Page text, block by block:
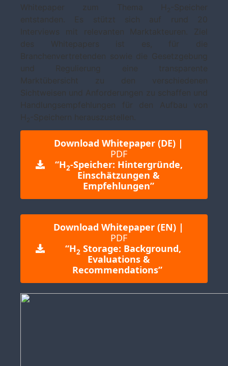
Whitepaper zum Thema H
-Speicher
entstanden. Es stützt sich auf rund 20
Interviews mit relevanten Marktakteuren. Ziel
des Whitepapers ist es, für die
Branchenvertretenden sowie die Gesetzgebung
und Regulierung eine transparente
Marktübersicht zu den verschiedenen
Sichtweisen und Anforderungen zu schaffen und
Handlungsempfehlungen für den Aufbau von
H
-Speichern herauszustellen.
Download Whitepaper (DE) |
PDF
“H2-Speicher: Hintergründe,
Einschätzungen &
Empfehlungen”
Download Whitepaper (EN) |
PDF
“H2 Storage: Background,
Evaluations &
Recommendations”